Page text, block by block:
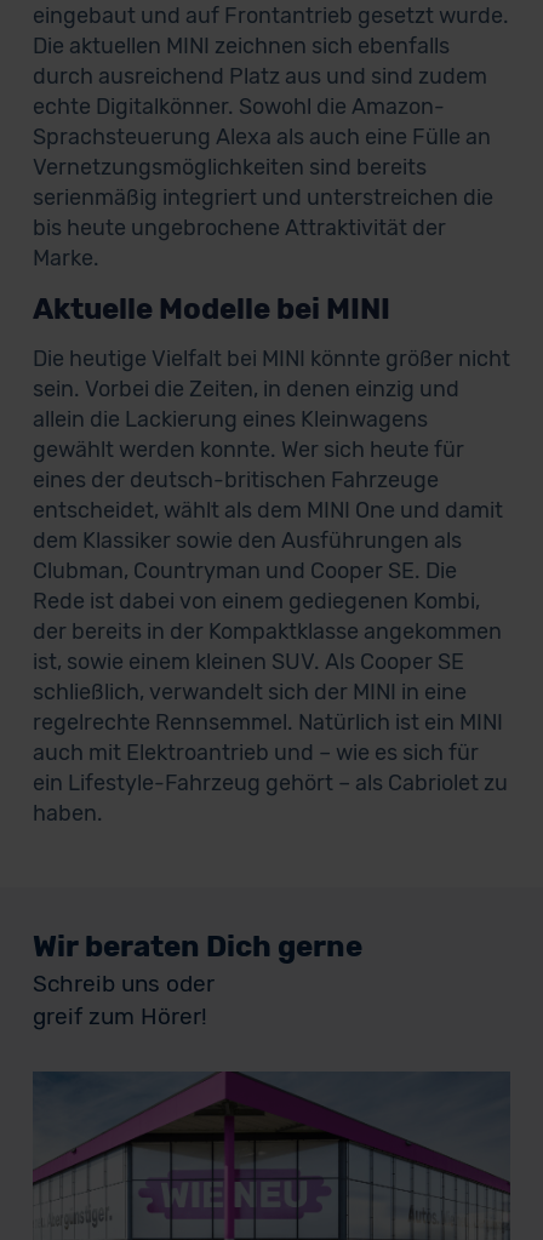
eingebaut und auf Frontantrieb gesetzt wurde.
Die aktuellen MINI zeichnen sich ebenfalls
durch ausreichend Platz aus und sind zudem
echte Digitalkönner. Sowohl die Amazon-
Sprachsteuerung Alexa als auch eine Fülle an
Vernetzungsmöglichkeiten sind bereits
serienmäßig integriert und unterstreichen die
bis heute ungebrochene Attraktivität der
Marke.
Aktuelle Modelle bei MINI
Die heutige Vielfalt bei MINI könnte größer nicht
sein. Vorbei die Zeiten, in denen einzig und
allein die Lackierung eines Kleinwagens
gewählt werden konnte. Wer sich heute für
eines der deutsch-britischen Fahrzeuge
entscheidet, wählt als dem MINI One und damit
dem Klassiker sowie den Ausführungen als
Clubman, Countryman und Cooper SE. Die
Rede ist dabei von einem gediegenen Kombi,
der bereits in der Kompaktklasse angekommen
ist, sowie einem kleinen SUV. Als Cooper SE
schließlich, verwandelt sich der MINI in eine
regelrechte Rennsemmel. Natürlich ist ein MINI
auch mit Elektroantrieb und – wie es sich für
ein Lifestyle-Fahrzeug gehört – als Cabriolet zu
haben.
Wir beraten Dich gerne
Schreib uns oder
greif zum Hörer!